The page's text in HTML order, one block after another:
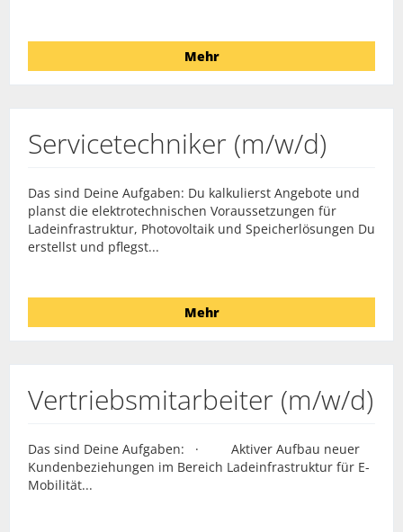
Mehr
Servicetechniker (m/w/d)
Das sind Deine Aufgaben: Du kalkulierst Angebote und
planst die elektrotechnischen Voraussetzungen für
Ladeinfrastruktur, Photovoltaik und Speicherlösungen Du
erstellst und pflegst...
Mehr
Vertriebsmitarbeiter (m/w/d)
Das sind Deine Aufgaben: · Aktiver Aufbau neuer
Kundenbeziehungen im Bereich Ladeinfrastruktur für E-
Mobilität...